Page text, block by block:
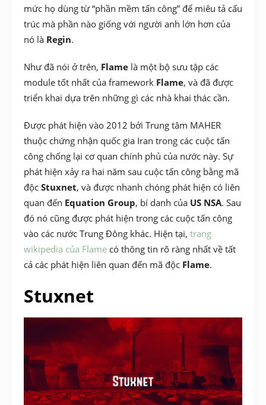
mức họ dùng từ “phần mềm tấn công” để miêu tả cấu
trúc mà phần nào giống với người anh lớn hơn của
nó là Regin.
Như đã nói ở trên, Flame là một bộ sưu tập các
module tốt nhất của framework Flame, và đã được
triển khai dựa trên những gì các nhà khai thác cần.
Được phát hiện vào 2012 bởi Trung tâm MAHER
thuộc chứng nhận quốc gia Iran trong các cuộc tấn
công chống lại cơ quan chính phủ của nước này. Sự
phát hiện xảy ra hai năm sau cuộc tấn công bằng mã
độc Stuxnet, và được nhanh chóng phát hiện có liên
quan đến Equation Group, bí danh của US NSA. Sau
đó nó cũng được phát hiện trong các cuộc tấn công
vào các nước Trung Đông khác. Hiện tại, trang
wikipedia của Flame có thông tin rõ ràng nhất về tất
cả các phát hiện liên quan đến mã độc Flame.
Stuxnet